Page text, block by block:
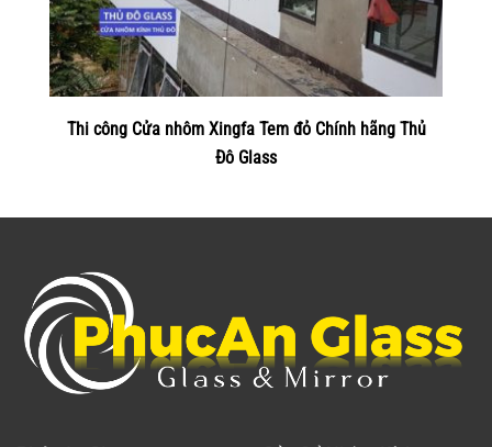
Thi công Cửa nhôm Xingfa Tem đỏ Chính hãng Thủ
Đô Glass